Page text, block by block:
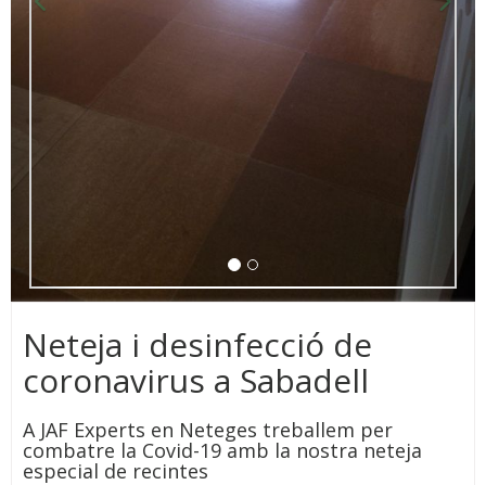
Neteja i desinfecció de
coronavirus a Sabadell
A JAF Experts en Neteges treballem per
combatre la Covid-19 amb la nostra neteja
especial de recintes